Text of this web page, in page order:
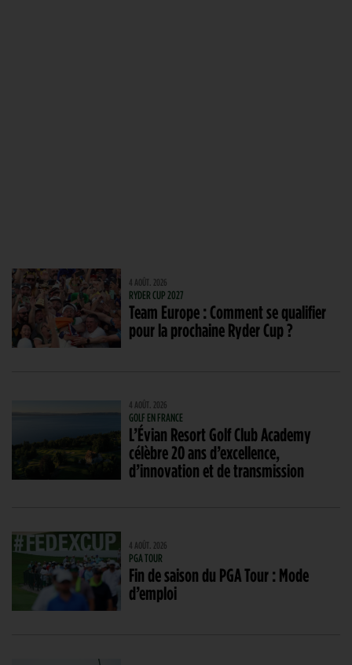
4 AOÛT. 2026
RYDER CUP 2027
Team Europe : Comment se qualifier
pour la prochaine Ryder Cup ?
4 AOÛT. 2026
GOLF EN FRANCE
L’Évian Resort Golf Club Academy
célèbre 20 ans d’excellence,
d’innovation et de transmission
4 AOÛT. 2026
PGA TOUR
Fin de saison du PGA Tour : Mode
d’emploi